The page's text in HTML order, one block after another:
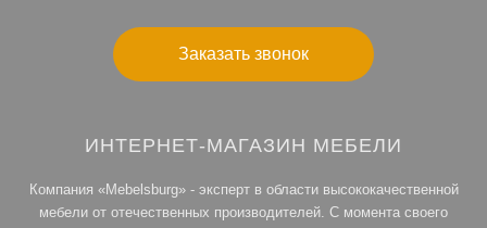
Заказать звонок
ИНТЕРНЕТ-МАГАЗИН МЕБЕЛИ
Компания «Mebelsburg» - эксперт в области высококачественной
мебели от отечественных производителей. С момента своего